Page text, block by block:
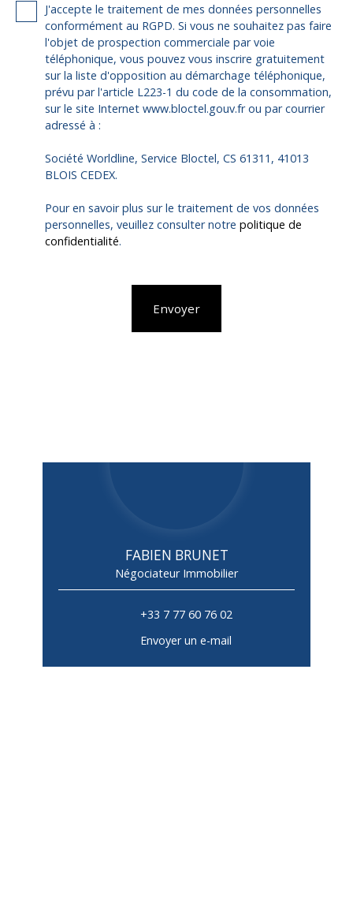
J'accepte le traitement de mes données personnelles
conformément au RGPD. Si vous ne souhaitez pas faire
l'objet de prospection commerciale par voie
téléphonique, vous pouvez vous inscrire gratuitement
sur la liste d'opposition au démarchage téléphonique,
prévu par l'article L223-1 du code de la consommation,
sur le site Internet www.bloctel.gouv.fr ou par courrier
adressé à :
Société Worldline, Service Bloctel, CS 61311, 41013
BLOIS CEDEX.
Pour en savoir plus sur le traitement de vos données
personnelles, veuillez consulter notre politique de
confidentialité.
Envoyer
FABIEN BRUNET
Négociateur Immobilier
+33 7 77 60 76 02
Envoyer un e-mail